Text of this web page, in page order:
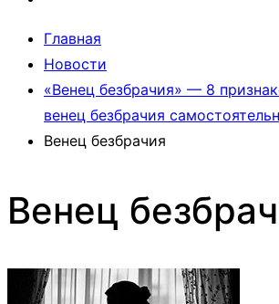
Главная
Новости
«Венец безбрачия» — 8
венец безбрачия
Венец безбрачия
Венец